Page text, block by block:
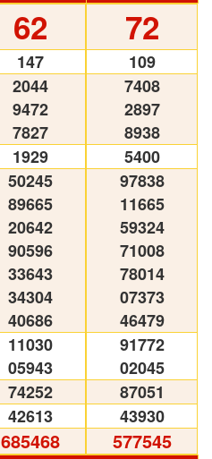
62
147
2044
9472
7827
1929
50245
89665
20642
90596
33643
34304
40686
11030
05943
74252
42613
685468
72
109
7408
2897
8938
5400
97838
11665
59324
71008
78014
07373
46479
91772
02045
87051
43930
577545